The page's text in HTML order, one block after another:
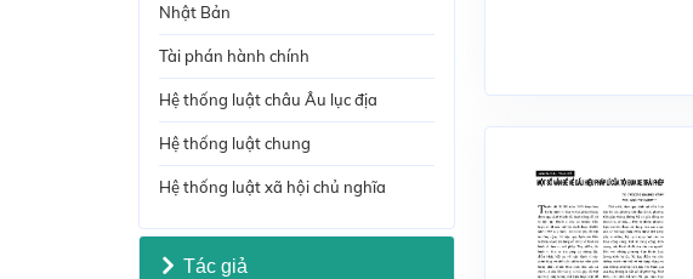
Nhật Bản
Tài phán hành chính
Hệ thống luật châu Âu lục địa
Hệ thống luật chung
Hệ thống luật xã hội chủ nghĩa
Tác giả